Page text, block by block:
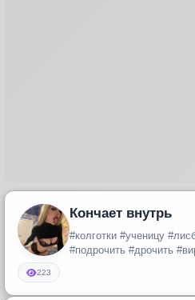
Кончает внутрь
#колготки #ученицу
#подрочить #дрочить
223